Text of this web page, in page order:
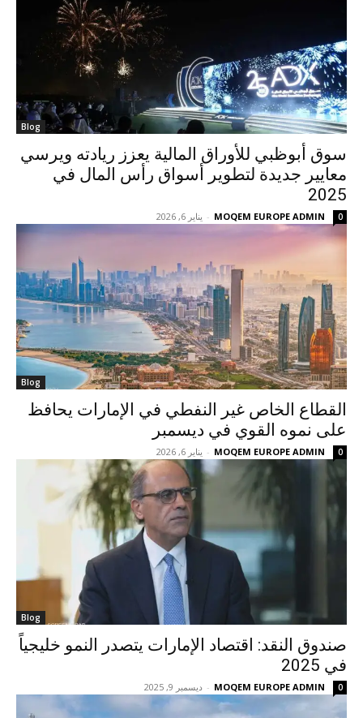
Blog
سوق أبوظبي للأوراق المالية يعزز ريادته ويرسي
معايير جديدة لتطوير أسواق رأس المال في
2025
MOQEM EUROPE ADMIN
- يناير 6, 2026 0
Blog
القطاع الخاص غير النفطي في الإمارات يحافظ
على نموه القوي في ديسمبر
MOQEM EUROPE ADMIN
- يناير 6, 2026 0
Blog
صندوق النقد: اقتصاد الإمارات يتصدر النمو خليجياً
في 2025
MOQEM EUROPE ADMIN
- ديسمبر 9, 2025 0